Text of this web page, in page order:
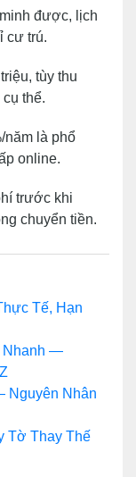
được, lịch
cư trú.
tùy thu
thể.
là phổ
online.
trước khi
chuyển tiền.
Tế, Hạn
Nhanh —
Nguyên Nhân
Tờ Thay Thế